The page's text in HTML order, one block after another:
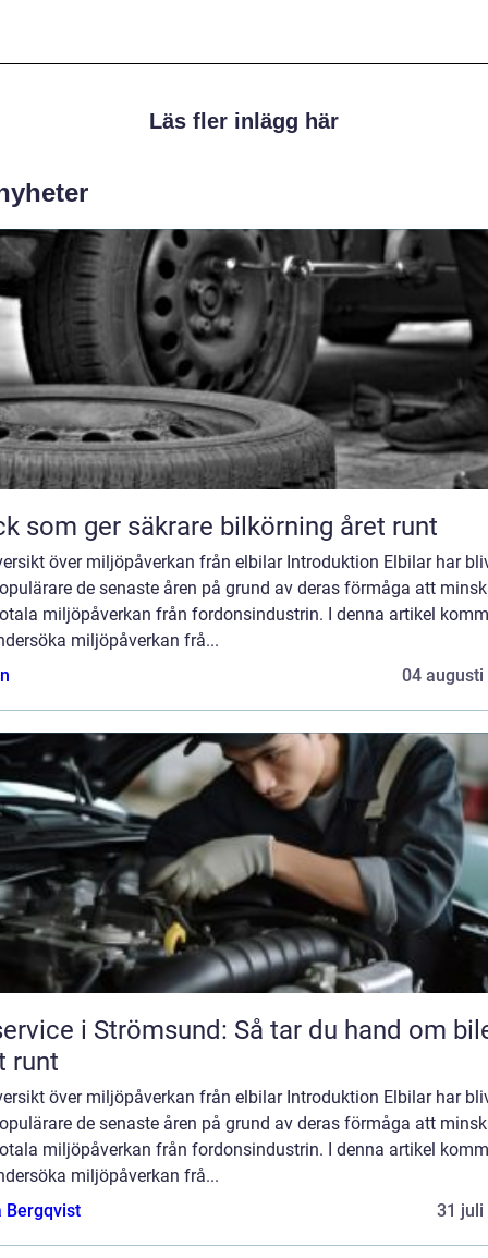
Läs fler inlägg här
som ger säkrare bilkörning året runt
över miljöpåverkan från elbilar Introduktion Elbilar har
de senaste åren på grund av deras förmåga att
miljöpåverkan från fordonsindustrin. I denna artikel
miljöpåverkan frå...
04 augusti
i Strömsund: Så tar du hand om
runt
över miljöpåverkan från elbilar Introduktion Elbilar har
de senaste åren på grund av deras förmåga att
miljöpåverkan från fordonsindustrin. I denna artikel
miljöpåverkan frå...
Bergqvist
31 juli